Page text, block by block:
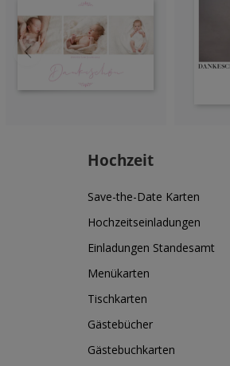
Hochzeit
Save-the-Date Karten
Hochzeitseinladungen
Einladungen Standesamt
Menükarten
Tischkarten
Gästebücher
Gästebuchkarten